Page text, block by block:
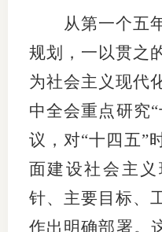
从第一个五
规划，一以贯之
为社会主义现代
中全会重点研究
议，对“十四五”
面建设社会主
针、主要目标、
作出明确部署。